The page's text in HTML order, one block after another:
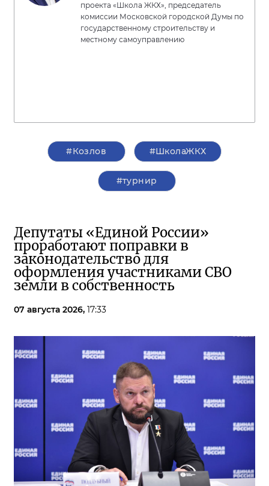
проекта «Школа ЖКХ», председатель
комиссии Московской городской Думы по
государственному строительству и
местному самоуправлению
#Козлов #ШколаЖКХ
#турнир
Депутаты «Единой России»
проработают поправки в
законодательство для
оформления участниками СВО
земли в собственность
07 августа 2026, 17:33